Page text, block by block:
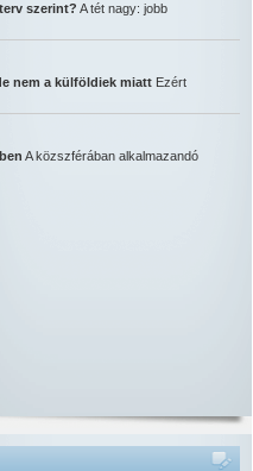
szerint? A tét nagy: jobb
nem a külföldiek miatt Ezért
A közszférában alkalmazandó